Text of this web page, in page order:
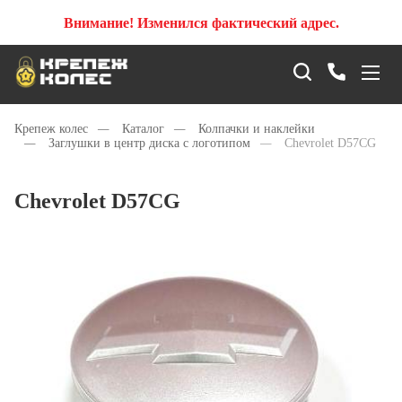
Внимание! Изменился фактический адрес.
Крепеж колес — Каталог —
Колпачки и наклейки
—
Заглушки в центр диска с логотипом — Chevrolet D57CG
Chevrolet D57CG